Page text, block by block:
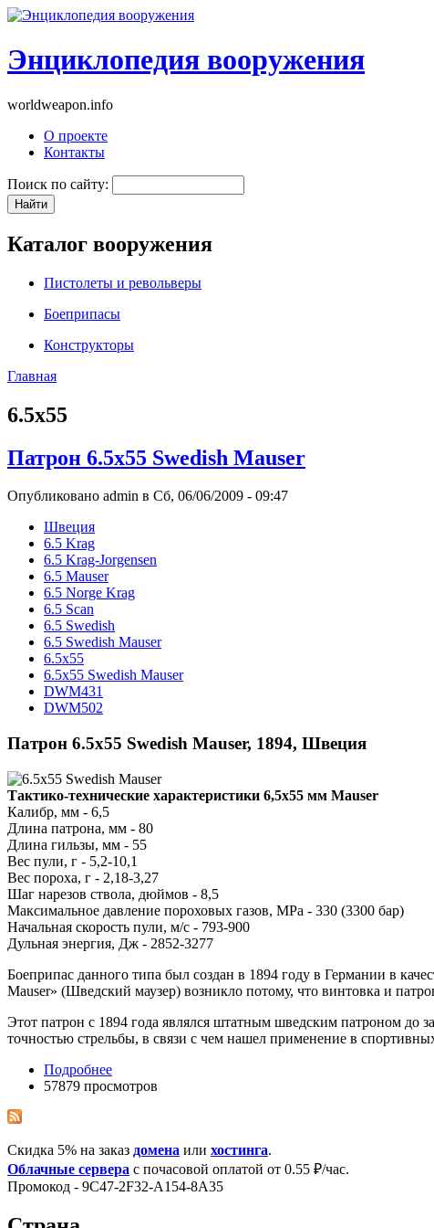
Энциклопедия вооружения
worldweapon.info
О проекте
Контакты
Поиск по сайту:
Каталог вооружения
Пистолеты и револьверы
Боеприпасы
Конструкторы
Главная
6.5x55
Патрон 6.5x55 Swedish Mauser
Опубликовано admin в Сб, 06/06/2009 - 09:47
Швеция
6.5 Krag
6.5 Krag-Jorgensen
6.5 Mauser
6.5 Norge Krag
6.5 Scan
6.5 Swedish
6.5 Swedish Mauser
6.5x55
6.5x55 Swedish Mauser
DWM431
DWM502
Патрон 6.5x55 Swedish Mauser, 1894, Швеция
Тактико-технические характеристики 6,5х55 мм Mauser
Калибр, мм - 6,5
Длина патрона, мм - 80
Длина гильзы, мм - 55
Вес пули, г - 5,2-10,1
Вес пороха, г - 2,18-3,27
Шаг нарезов ствола, дюймов - 8,5
Максимальное давление пороховых газов, МРа - 330 (3300 бар)
Начальная скорость пули, м/с - 793-900
Дульная энергия, Дж - 2852-3277
Боеприпас данного типа был создан в 1894 году в Германии в
Mauser» (Шведский маузер) возникло потому, что винтовка и
Этот патрон с 1894 года являлся штатным шведским патроном до
точностью стрельбы, в связи с чем нашел применение в
Подробнее
57879 просмотров
Скидка 5% на заказ домена или хостинга.
Облачные сервера с почасовой оплатой от 0.55 ₽/час.
Промокод - 9C47-2F32-A154-8A35